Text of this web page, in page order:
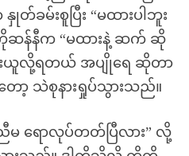
ခမ်းစူပြီး “မထားပါဘူး
န်နီက “မထားနဲ့ ဆက် ဆို
လို့ရတယ် အပျိုရေ ဆိုတာ
ော့ သဲစုနားရှုပ်သွားသည်။
ရောလုပ်တတ်ပြီလား” လို့